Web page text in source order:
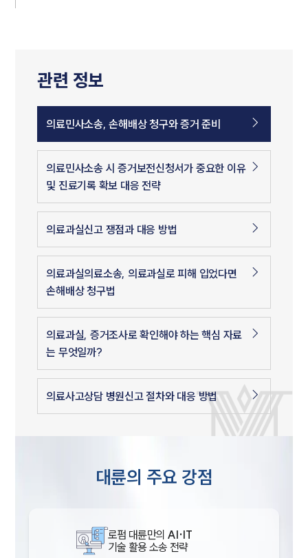
관련 정보
의료민사소송, 손해배상 청구와 증거 준비
의료민사소송 시 증거보전신청서가 중요한 이유
및 진료기록 확보 대응 전략
의료과실신고 쟁점과 대응 방법
의료과실의료소송, 의료과실로 피해 입었다면
손해배상 청구법
의료과실, 증거조사로 확인해야 하는 핵심 자료
는 무엇일까?
의료사고상담 병원신고 절차와 대응 방법
대륜의 주요 강점
로펌 대륜만의 AI·IT
기술 활용 소송 전략